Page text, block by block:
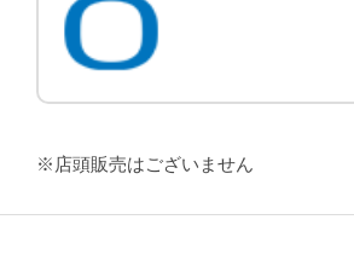
※店頭販売はございません